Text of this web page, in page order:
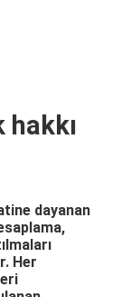
hakkı
dayanan
Her